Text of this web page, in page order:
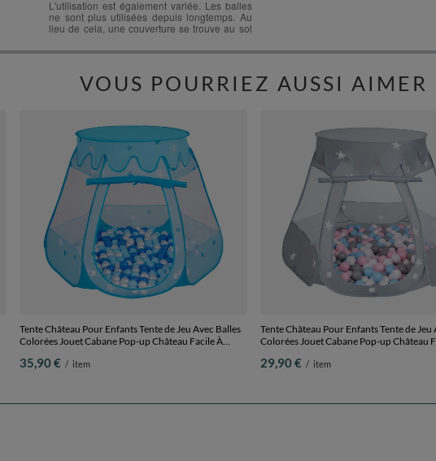
VOUS POURRIEZ AUSSI AIMER
Tente Château Pour Enfants Tente de Jeu Avec Balles
Colorées Jouet Cabane Pop-up Château Facile À
bleu: babyblue-bleu-perle, 105x90cm/200 balles
35,90 € / item
Tente Château Pour Enfants Tente de Jeu
Colorées Jouet Cabane Pop-up Château
gris:blanc/gris/babyblue/rose poudré,
29,90 € / item